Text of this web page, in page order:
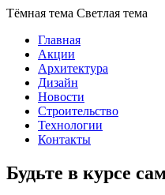
Тёмная тема Светлая тема
Главная
Акции
Архитектура
Дизайн
Новости
Строительство
Технологии
Контакты
Будьте в курсе